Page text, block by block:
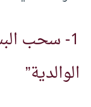
1- سحب
الوالدية”